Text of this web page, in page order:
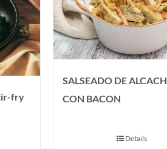
fry
SALSEADO DE
CON BACON
Details